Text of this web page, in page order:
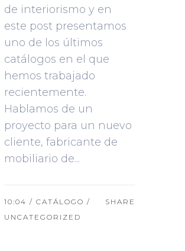
de interiorismo y en
este post presentamos
uno de los últimos
catálogos en el que
hemos trabajado
recientemente.
Hablamos de un
proyecto para un nuevo
cliente, fabricante de
mobiliario de...
10:04 / CATÁLOGO /
UNCATEGORIZED
SHARE